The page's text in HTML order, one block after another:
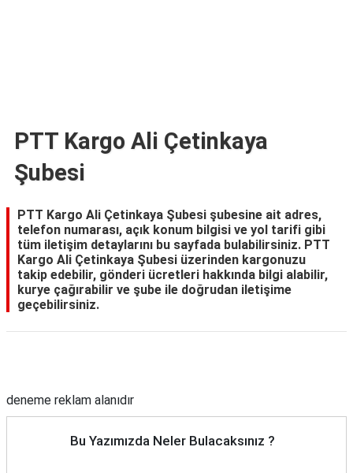
PTT Kargo Ali Çetinkaya
Şubesi
PTT Kargo Ali Çetinkaya Şubesi şubesine ait adres,
telefon numarası, açık konum bilgisi ve yol tarifi gibi
tüm iletişim detaylarını bu sayfada bulabilirsiniz. PTT
Kargo Ali Çetinkaya Şubesi üzerinden kargonuzu
takip edebilir, gönderi ücretleri hakkında bilgi alabilir,
kurye çağırabilir ve şube ile doğrudan iletişime
geçebilirsiniz.
deneme reklam alanıdır
Bu Yazımızda Neler Bulacaksınız ?